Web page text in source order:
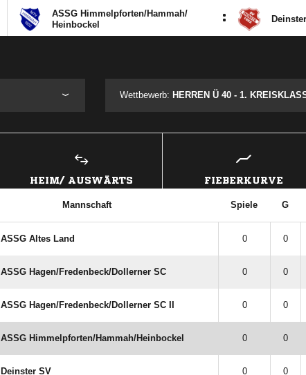
ASSG Himmelpforten/​Hammah/​
Heinbockel
:
Wettbewerb: HERREN Ü 40 - 1.
HEIM/ AUSWÄRTS FIEBERKURVE
Mannschaft Spiele G
ASSG Altes Land 0 0
ASSG Hagen/​Fredenbeck/​Dollerner SC 0 0
ASSG Hagen/​Fredenbeck/​Dollerner SC II 0 0
ASSG Himmelpforten/​Hammah/​Heinbockel 0 0
Deinster SV 0 0